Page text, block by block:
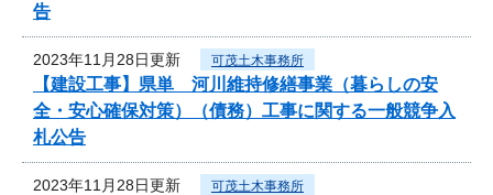
告
2023年11月28日更新 可茂土木事務所
【建設工事】県単 河川維持修繕事業（暮らしの安
全・安心確保対策）（債務）工事に関する一般競争入
札公告
2023年11月28日更新 可茂土木事務所